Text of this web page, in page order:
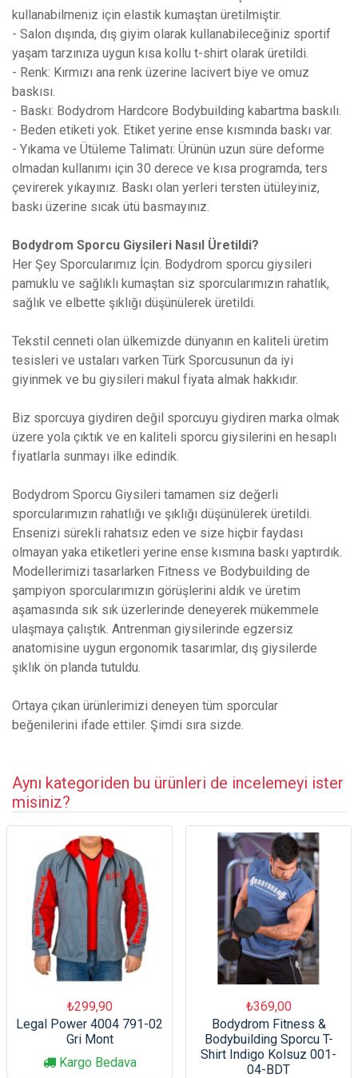
kullanabilmeniz için elastik kumaştan üretilmiştir.
- Salon dışında, dış giyim olarak kullanabileceğiniz sportif
yaşam tarzınıza uygun kısa kollu t-shirt olarak üretildi.
- Renk: Kırmızı ana renk üzerine lacivert biye ve omuz
baskısı.
- Baskı: Bodydrom Hardcore Bodybuilding kabartma baskılı.
- Beden etiketi yok. Etiket yerine ense kısmında baskı var.
- Yıkama ve Ütüleme Talimatı: Ürünün uzun süre deforme
olmadan kullanımı için 30 derece ve kısa programda, ters
çevirerek yıkayınız. Baskı olan yerleri tersten ütüleyiniz,
baskı üzerine sıcak ütü basmayınız.
Bodydrom Sporcu Giysileri Nasıl Üretildi?
Her Şey Sporcularımız İçin. Bodydrom sporcu giysileri
pamuklu ve sağlıklı kumaştan siz sporcularımızın rahatlık,
sağlık ve elbette şıklığı düşünülerek üretildi.
Tekstil cenneti olan ülkemizde dünyanın en kaliteli üretim
tesisleri ve ustaları varken Türk Sporcusunun da iyi
giyinmek ve bu giysileri makul fiyata almak hakkıdır.
Biz sporcuya giydiren değil sporcuyu giydiren marka olmak
üzere yola çıktık ve en kaliteli sporcu giysilerini en hesaplı
fiyatlarla sunmayı ilke edindik.
Bodydrom Sporcu Giysileri tamamen siz değerli
sporcularımızın rahatlığı ve şıklığı düşünülerek üretildi.
Ensenizi sürekli rahatsız eden ve size hiçbir faydası
olmayan yaka etiketleri yerine ense kısmına baskı yaptırdık.
Modellerimizi tasarlarken Fitness ve Bodybuilding de
şampiyon sporcularımızın görüşlerini aldık ve üretim
aşamasında sık sık üzerlerinde deneyerek mükemmele
ulaşmaya çalıştık. Antrenman giysilerinde egzersiz
anatomisine uygun ergonomik tasarımlar, dış giysilerde
şıklık ön planda tutuldu.
Ortaya çıkan ürünlerimizi deneyen tüm sporcular
beğenilerini ifade ettiler. Şimdi sıra sizde.
Aynı kategoriden bu ürünleri de incelemeyi ister
misiniz?
₺299,90
Legal Power 4004 791-02
Gri Mont
Kargo Bedava
₺369,00
Bodydrom Fitness &
Bodybuilding Sporcu T-
Shirt Indigo Kolsuz 001-
04-BDT